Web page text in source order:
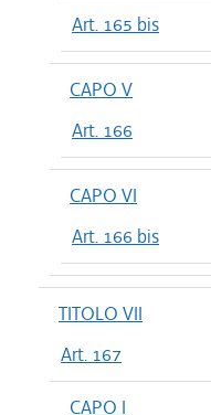
Art. 165 bis
CAPO V
Art. 166
CAPO VI
Art. 166 bis
TITOLO VII
Art. 167
CAPO I